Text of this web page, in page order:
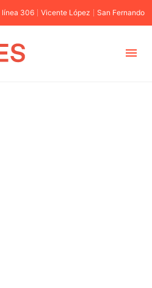
línea 306 Vicente López San Fernando